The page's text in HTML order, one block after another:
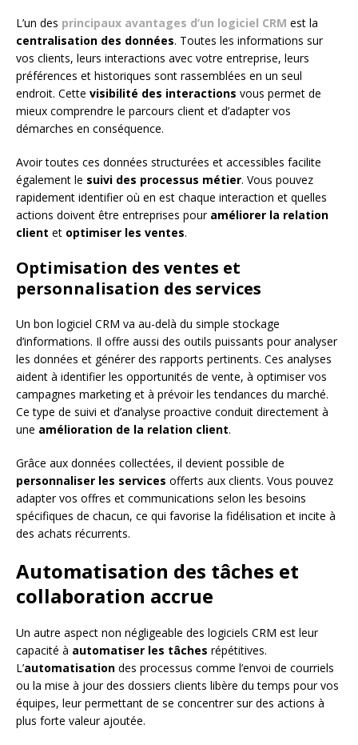
L’un des principaux avantages d’un logiciel CRM est la
centralisation des données. Toutes les informations sur
vos clients, leurs interactions avec votre entreprise, leurs
préférences et historiques sont rassemblées en un seul
endroit. Cette visibilité des interactions vous permet de
mieux comprendre le parcours client et d’adapter vos
démarches en conséquence.
Avoir toutes ces données structurées et accessibles facilite
également le suivi des processus métier. Vous pouvez
rapidement identifier où en est chaque interaction et quelles
actions doivent être entreprises pour améliorer la relation
client et optimiser les ventes.
Optimisation des ventes et
personnalisation des services
Un bon logiciel CRM va au-delà du simple stockage
d’informations. Il offre aussi des outils puissants pour analyser
les données et générer des rapports pertinents. Ces analyses
aident à identifier les opportunités de vente, à optimiser vos
campagnes marketing et à prévoir les tendances du marché.
Ce type de suivi et d’analyse proactive conduit directement à
une amélioration de la relation client.
Grâce aux données collectées, il devient possible de
personnaliser les services offerts aux clients. Vous pouvez
adapter vos offres et communications selon les besoins
spécifiques de chacun, ce qui favorise la fidélisation et incite à
des achats récurrents.
Automatisation des tâches et
collaboration accrue
Un autre aspect non négligeable des logiciels CRM est leur
capacité à automatiser les tâches répétitives.
L’automatisation des processus comme l’envoi de courriels
ou la mise à jour des dossiers clients libère du temps pour vos
équipes, leur permettant de se concentrer sur des actions à
plus forte valeur ajoutée.